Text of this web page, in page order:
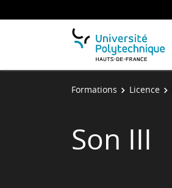
Formations Licence
Son III